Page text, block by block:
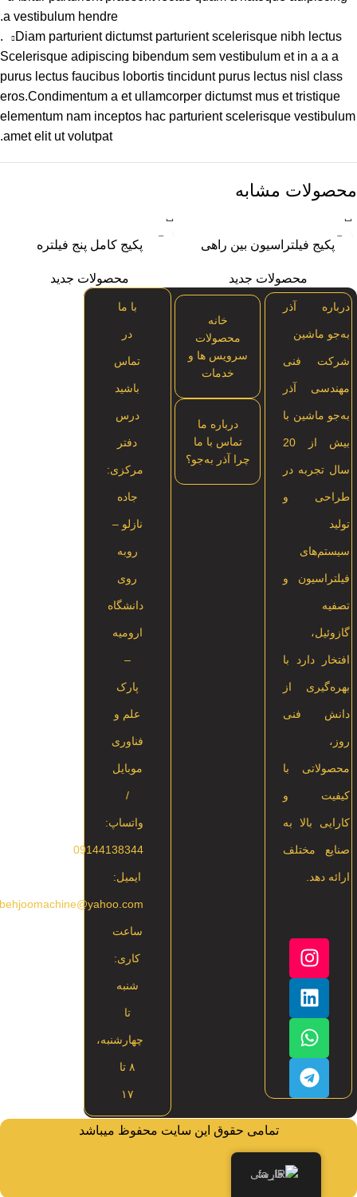
a vestibulum hendre.
Diam parturient dictumst parturient scelerisque nibh lectus.
Scelerisque adipiscing bibendum sem vestibulum et in a a a
purus lectus faucibus lobortis tincidunt purus lectus nisl class
eros.Condimentum a et ullamcorper dictumst mus et tristique
elementum nam inceptos hac parturient scelerisque vestibulum
amet elit ut volutpat.
محصولات مشابه
پکیج فیلتراسیون بین راهی
محصولات جدید
پکیج کامل پنج فیلتره
محصولات جدید
درباره آذر
به‌جو ماشین
شرکت فنی
مهندسی آذر
به‌جو ماشین با
بیش از 20
سال تجربه در
طراحی و
تولید
سیستم‌های
فیلتراسیون و
تصفیه
گازوئیل،
افتخار دارد با
بهره‌گیری از
دانش فنی
روز،
محصولاتی با
کیفیت و
کارایی بالا به
صنایع مختلف
ارائه دهد.
خانه
محصولات
سرویس ها و
خدمات
درباره ما
تماس با ما
چرا آذر به‌جو؟
با ما
در
تماس
باشید
درس
دفتر
مرکزی:
جاده
نازلو –
روبه
روی
دانشگاه
ارومیه
–
پارک
علم و
فناوری
موبایل
/
واتساپ:
09144138344
ایمیل:
ساعت
کاری:
شنبه
تا
چهارشنبه،
۸ تا
۱۷
تمامی حقوق این سایت محفوظ میباشد
فارسی